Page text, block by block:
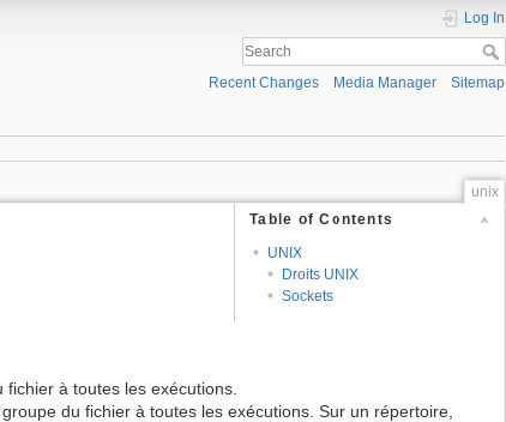
Log In
Recent Changes Media Manager Sitemap
unix
Table of Contents
UNIX
Droits UNIX
Sockets
à toutes les exécutions.
du fichier à toutes les exécutions. Sur un répertoire,